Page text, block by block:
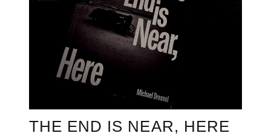
THE END IS NEAR, HERE